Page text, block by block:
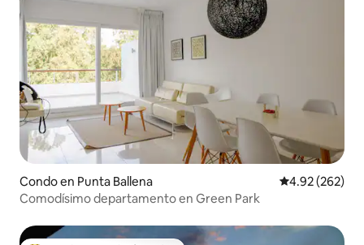
Condo en Punta Ballena Calificación
4.92 (262)
Comodísimo departamento en Green Park